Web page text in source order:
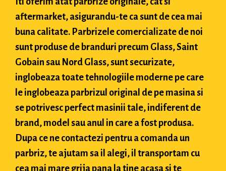
aftermarket, asigurandu-te ca sunt de cea mai
buna calitate. Parbrizele comercializate de noi
sunt produse de branduri precum Glass, Saint
Gobain sau Nord Glass, sunt securizate,
inglobeaza toate tehnologiile moderne pe care
le inglobeaza parbrizul original de pe masina si
se potrivesc perfect masinii tale, indiferent de
brand, model sau anul in care a fost produsa.
Dupa ce ne contactezi pentru a comanda un
parbriz, te ajutam sa il alegi, il transportam cu
cea mai mare grija pana la tine acasa si te